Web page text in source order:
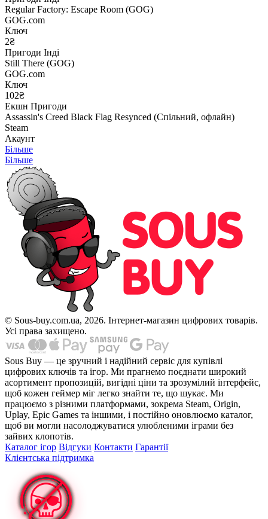
Regular Factory: Escape Room (GOG)
GOG.com
Ключ
2₴
Пригоди Інді
Still There (GOG)
GOG.com
Ключ
102₴
Екшн Пригоди
Assassin's Creed Black Flag Resynced (Спільний, офлайн)
Steam
Акаунт
Більше
Більше
© Sous-buy.com.ua, 2026. Інтернет-магазин цифрових товарів.
Усі права захищено.
Sous Buy — це зручний і надійний сервіс для купівлі
цифрових ключів та ігор. Ми прагнемо поєднати широкий
асортимент пропозицій, вигідні ціни та зрозумілий інтерфейс,
щоб кожен геймер міг легко знайти те, що шукає. Ми
працюємо з різними платформами, зокрема Steam, Origin,
Uplay, Epic Games та іншими, і постійно оновлюємо каталог,
щоб ви могли насолоджуватися улюбленими іграми без
зайвих клопотів.
Каталог ігор Відгуки Контакти Гарантії
Клієнтська підтримка